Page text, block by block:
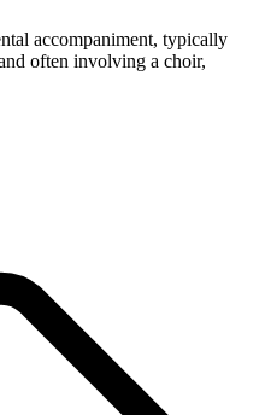
accompaniment, typically
often involving a choir,